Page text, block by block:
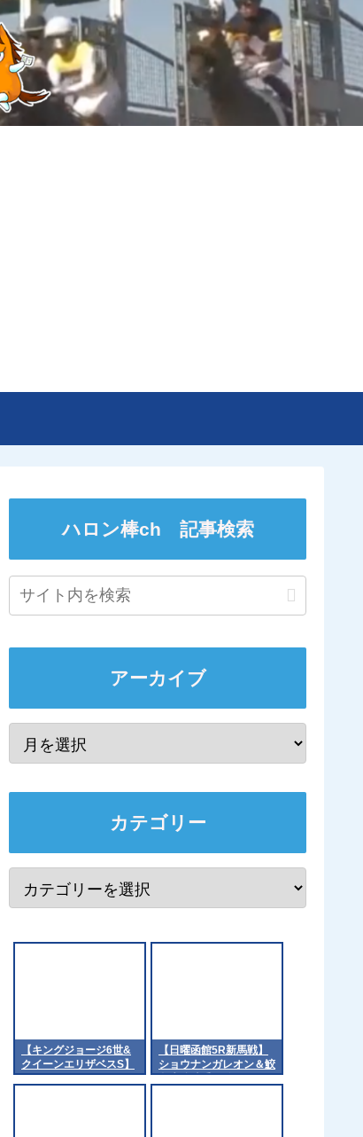
ハロン棒ch 記事検索
アーカイブ
カテゴリー
【キングジョージ6世&
クイーンエリザベスS】
マスカレードボールはア
【日曜函館5R新馬戦】
ショウナンガレオン＆鮫
島克駿騎手がｷﾀ